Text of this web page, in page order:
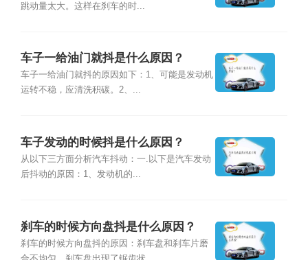
跳动量太大。这样在刹车的时...
车子一给油门就抖是什么原因？
车子一给油门就抖的原因如下：1、可能是发动机
运转不稳，应清洗积碳。2、...
车子发动的时候抖是什么原因？
从以下三方面分析汽车抖动：一.以下是汽车发动
后抖动的原因：1、发动机的...
刹车的时候方向盘抖是什么原因？
刹车的时候方向盘抖的原因：刹车盘和刹车片磨